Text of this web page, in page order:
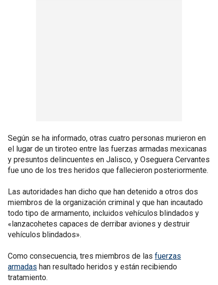
Según se ha informado, otras cuatro personas murieron en
el lugar de un tiroteo entre las fuerzas armadas mexicanas
y presuntos delincuentes en Jalisco, y Oseguera Cervantes
fue uno de los tres heridos que fallecieron posteriormente.
Las autoridades han dicho que han detenido a otros dos
miembros de la organización criminal y que han incautado
todo tipo de armamento, incluidos vehículos blindados y
«lanzacohetes capaces de derribar aviones y destruir
vehículos blindados».
Como consecuencia, tres miembros de las fuerzas
armadas han resultado heridos y están recibiendo
tratamiento.